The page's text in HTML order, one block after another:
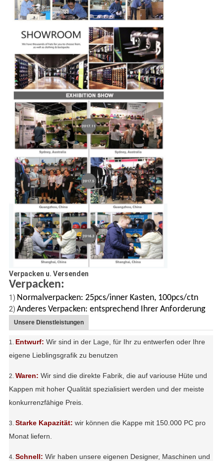
Verpacken u. Versenden
Verpacken:
1) Normalverpacken: 25pcs/inner Kasten, 100pcs/ctn
2) Anderes Verpacken: entsprechend Ihrer Anforderung
Unsere Dienstleistungen
1. Entwurf: Wir sind in der Lage, für Ihr zu entwerfen oder Ihre
eigene Lieblingsgrafik zu benutzen
2. Waren: Wir sind die direkte Fabrik, die auf variouse Hüte und
Kappen mit hoher Qualität spezialisiert werden und der meiste
konkurrenzfähige Preis.
3. Starke Kapazität: wir können die Kappe mit 150.000 PC pro
Monat liefern.
4. Schnell: Wir haben unsere eigenen Designer, Maschinen und